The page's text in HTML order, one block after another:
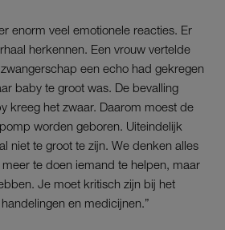
enorm veel emotionele reacties. Er
herkennen. Een vrouw vertelde
een echo had gekregen
baby te groot was. De bevalling
kreeg het zwaar. Daarom moest de
worden geboren. Uiteindelijk
niet te groot te zijn. We denken alles
te doen iemand te helpen, maar
Je moet kritisch zijn bij het
en medicijnen.”